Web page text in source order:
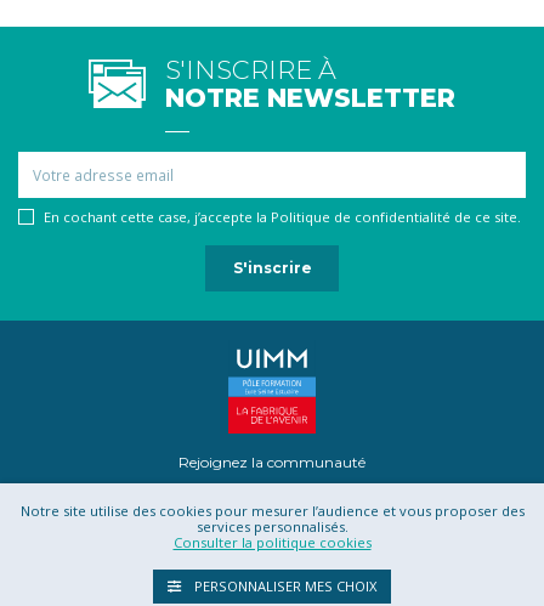
S'INSCRIRE À
NOTRE NEWSLETTER
En cochant cette case, j’accepte la Politique de confidentialité de ce site.
Rejoignez la communauté
Contact Projet Romotics
CGU
CGV
Notre site utilise des cookies pour mesurer l’audience et vous proposer des
services personnalisés.
Consulter la politique cookies
PERSONNALISER MES CHOIX